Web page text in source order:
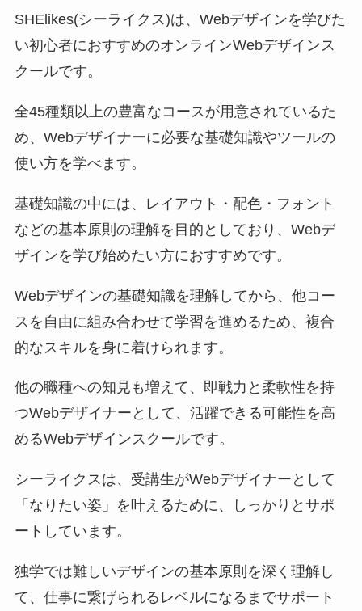
SHElikes(シーライクス)は、Webデザインを学びた
い初心者におすすめのオンラインWebデザインス
クールです。
全45種類以上の豊富なコースが用意されているた
め、Webデザイナーに必要な基礎知識やツールの
使い方を学べます。
基礎知識の中には、レイアウト・配色・フォント
などの基本原則の理解を目的としており、Webデ
ザインを学び始めたい方におすすめです。
Webデザインの基礎知識を理解してから、他コー
スを自由に組み合わせて学習を進めるため、複合
的なスキルを身に着けられます。
他の職種への知見も増えて、即戦力と柔軟性を持
つWebデザイナーとして、活躍できる可能性を高
めるWebデザインスクールです。
シーライクスは、受講生がWebデザイナーとして
「なりたい姿」を叶えるために、しっかりとサポ
ートしています。
独学では難しいデザインの基本原則を深く理解し
て、仕事に繋げられるレベルになるまでサポート